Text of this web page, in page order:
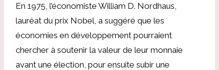
En 1975, l’économiste William D. Nordhaus,
lauréat du prix Nobel, a suggéré que les
économies en développement pourraient
chercher à soutenir la valeur de leur monnaie
avant une élection, pour ensuite subir une